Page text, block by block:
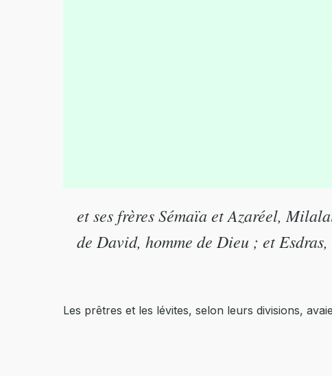
et ses frères Sémaïa et Azaréel,
de David, homme de Dieu ; et
Les prêtres et les lévites, selon leurs divisions,